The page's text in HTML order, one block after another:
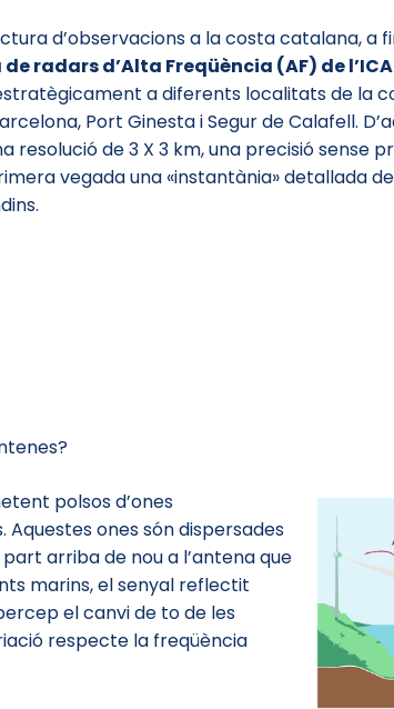
d’observacions a la costa catalana, a
radars d’Alta Freqüència (AF) de
a diferents localitats de la
Port Ginesta i Segur de Calafell.
de 3 X 3 km, una precisió sense
vegada una «instantània» detallada
polsos d’ones
ones són dispersades
arriba de nou a l’antena que
marins, el senyal reflectit
el canvi de to de les
respecte la freqüència